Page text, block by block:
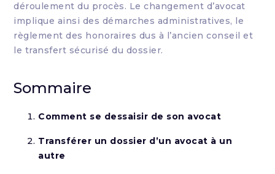
déroulement du procès. Le changement d’avocat
implique ainsi des démarches administratives, le
règlement des honoraires dus à l’ancien conseil et
le transfert sécurisé du dossier.
Sommaire
Comment se dessaisir de son avocat
Transférer un dossier d’un avocat à un
autre